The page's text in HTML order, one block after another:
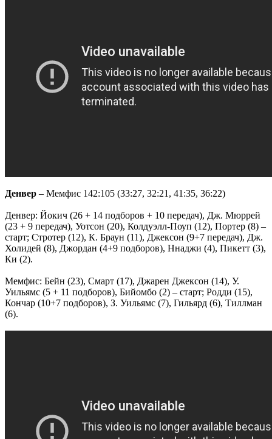
Денвер – Мемфис 142:105 (33:27, 32:21, 41:35, 36:22)
Денвер: Йокич (26 + 14 подборов + 10 передач), Дж. Мюррей
(23 + 9 передач), Уотсон (20), Колдуэлл-Поуп (12), Портер (8) –
старт; Стротер (12), К. Браун (11), Джексон (9+7 передач), Дж.
Холидей (8), Джордан (4+9 подборов), Ннаджи (4), Пикетт (3),
Ки (2).
Мемфис: Бейн (23), Смарт (17), Джарен Джексон (14), У.
Уильямс (5 + 11 подборов), Бийомбо (2) – старт; Родди (15),
Кончар (10+7 подборов), З. Уильямс (7), Гильярд (6), Тиллман
(6).